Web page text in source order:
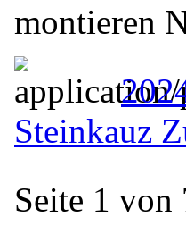
montieren
Steinkauz
Seite 1 von